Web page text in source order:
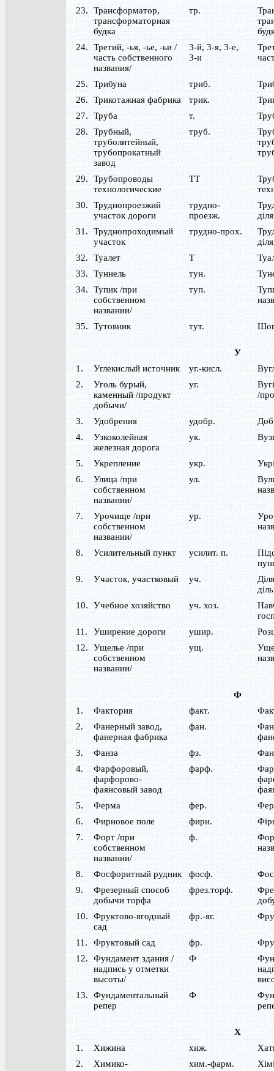
23.
Трансформатор,
трансформаторная
будка
тр.
24.
Третий, -ья, -ье, -ьи /
часть собственного
названия/
3-й, 3-я, 3-е,
3-и
25. Трибуна триб.
26.
Трикотажная фабрика трик.
27.
Труба т.
28.
Трубный,
труболитейный,
трубопрокатный
завод
труб.
29.
Трубопроводы
технологические
ТТ
30.
Труднопроезжий
участок дороги
трудно-
проезж.
31.
Труднопроходимый
участок
трудно-прох.
32.
Туалет Т
33.
Туннель тун.
34.
Тупик /при
собственном
названии/
туп.
35. Тутовник тут.
У
1.
Углекислый источник уг.-кисл.
2.
Уголь бурый,
каменный /продукт
добычи/
уг.
/
3. Удобрения удобр.
4.
Узкоколейная
железная дорога
ук.
5. Укрепление укр.
6.
Улица /при
собственном
названии/
ул.
7.
Урочище /при
собственном
названии/
ур.
8. Усилительный пункт усилит. п.
9.
Участок, участковый уч.
10.
Учебное хозяйство уч. хоз.
11.
Уширение дороги ушир.
12.
Ущелье /при
собственном
названии/
ущ.
Ф
1.
Фактория факт.
2.
Фанерный завод,
фанерная фабрика
фан.
3.
Фанза фз.
4.
Фарфоровый,
фарфорово-
фаянсовый завод
фарф.
5.
Ферма фер.
6.
Фирновое поле фирн.
7.
Форт /при
собственном
названии/
ф.
8. Фосфоритный рудник фосф.
9.
Фрезерный способ
добычи торфа
фрез.торф.
10.
Фруктово-ягодный
сад
фр.-яг.
11. Фруктовый сад фр.
12.
Фундамент здания /
надпись у отметки
высоты/
Ф
13.
Фундаментальный
репер
Ф
Х
1.
Хижина хиж.
2.
Химико-
хим.-фарм.